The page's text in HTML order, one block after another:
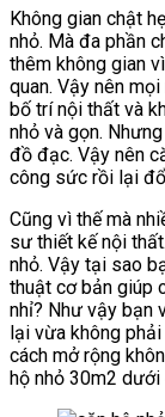
Không gian chật
nhỏ. Mà đa phần
thêm không gian
quan. Vậy nên
bố trí nội thất và
nhỏ và gọn.
đồ đạc. Vậy nên
công sức rồi lại
Cũng vì thế mà
sư thiết kế nội
nhỏ. Vậy tại sao
thuật cơ bản giúp
nhỉ? Như vậy bạn
lại vừa không
cách mở rộng
hộ nhỏ 30m2 dưới